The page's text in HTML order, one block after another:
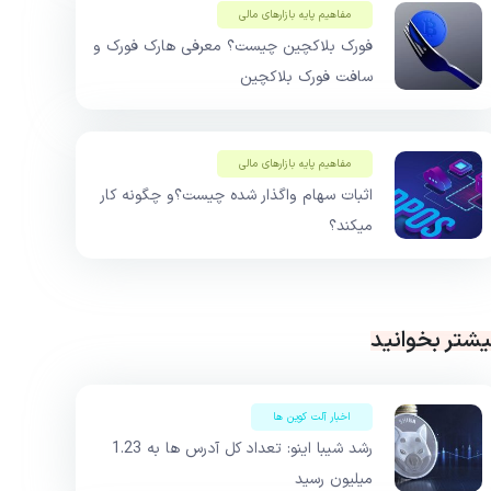
مفاهیم پایه بازار‌های مالی
فورک بلاکچین چیست؟ معرفی هارک فورک و
سافت فورک بلاکچین
مفاهیم پایه بازار‌های مالی
اثبات سهام واگذار شده چیست؟و چگونه کار
میکند؟
بخوانید
اخبار آلت کوین ها
رشد شیبا اینو: تعداد کل آدرس ها به 1.23
میلیون رسید